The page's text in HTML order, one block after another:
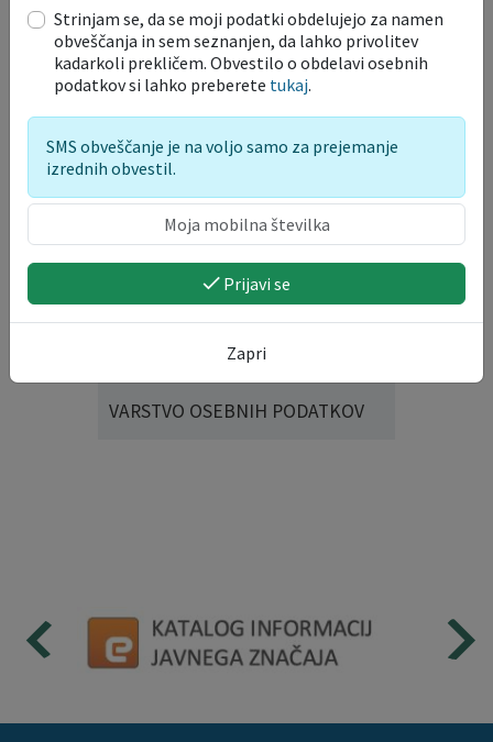
TURIZEM, KMETIJSTVO IN
GOSPODARSTVO
DRUŽBENE IN SOCIALNE
DEJAVNOSTI
SPLOŠNE VLOGE
VARSTVO OSEBNIH PODATKOV
Strinjam se, da se moji podatki obdelujejo za namen
obveščanja in sem seznanjen, da lahko privolitev
kadarkoli prekličem. Obvestilo o obdelavi osebnih
podatkov si lahko preberete tukaj.
SMS obveščanje je na voljo samo za prejemanje
izrednih obvestil.
Prijavi se
Zapri